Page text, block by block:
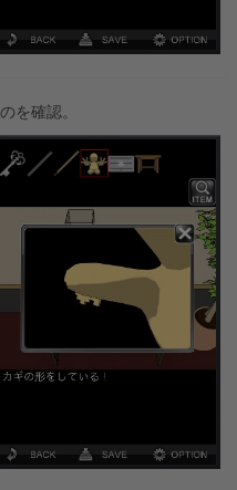
を確認。